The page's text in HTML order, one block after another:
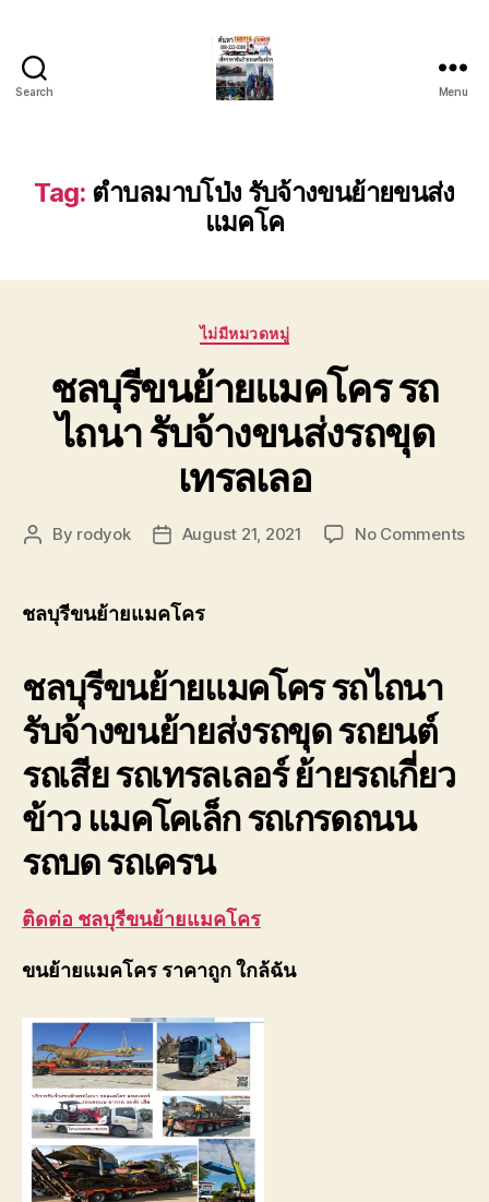
Search
ลาก
รถ
สไลด์
24
ติดต่อ
0802220366
Menu
Tag: ตำบลมาบโป่ง รับจ้างขนย้ายขนส่ง
แมคโค
Categories
ไม่มีหมวดหมู่
ชลบุรีขนย้ายแมคโคร รถ
ไถนา รับจ้างขนส่งรถขุด
เทรลเลอ
Post
By rodyok
PostAugust 21, 2021 No Commentson
ชลบุรีขนย้ายแมคโคร
ชลบุรีขนย้ายแมคโคร รถไถนา
รับจ้างขนย้ายส่งรถขุด รถยนต์
รถเสีย รถเทรลเลอร์ ย้ายรถเกี่ยว
ข้าว แมคโคเล็ก รถเกรดถนน
รถบด รถเครน
ติดต่อ ชลบุรีขนย้ายแมคโคร
ขนย้ายแมคโคร ราคาถูก ใกล้ฉัน